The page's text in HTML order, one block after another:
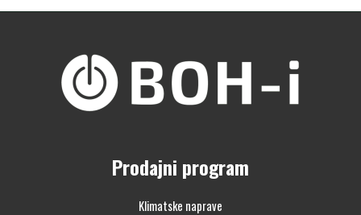
Prodajni program
Klimatske naprave